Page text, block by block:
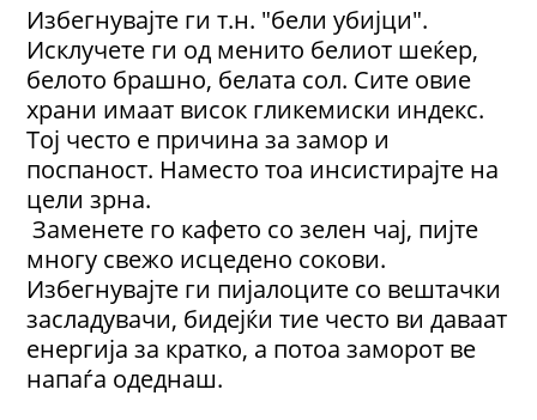
Избегнувајте ги т.н. "бели убијци".
Исклучете ги од менито белиот шеќер,
белото брашно, белата сол. Сите овие
храни имаат висок гликемиски индекс.
Тој често е причина за замор и
поспаност. Наместо тоа инсистирајте на
цели зрна.
Заменете го кафето со зелен чај, пијте
многу свежо исцедено сокови.
Избегнувајте ги пијалоците со вештачки
засладувачи, бидејќи тие често ви даваат
енергија за кратко, а потоа заморот ве
напаѓа одеднаш.